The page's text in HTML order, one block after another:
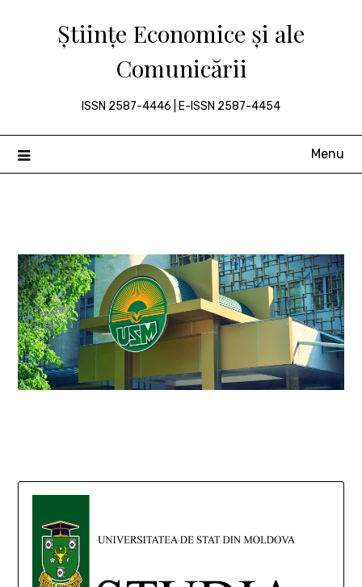
Științe Economice și ale
Comunicării
ISSN 2587-4446 | E-ISSN 2587-4454
Menu